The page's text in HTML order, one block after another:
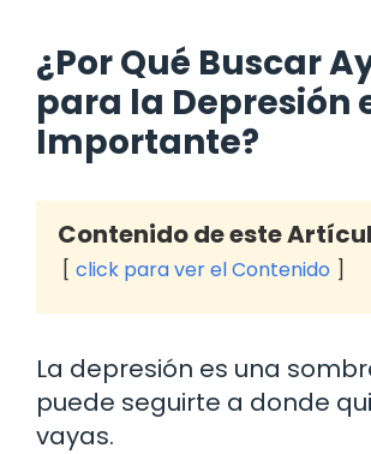
¿Por Qué Buscar
para la Depresión
Importante?
Contenido de este
click para ver el Contenido
La depresión es una
puede seguirte a donde
vayas.